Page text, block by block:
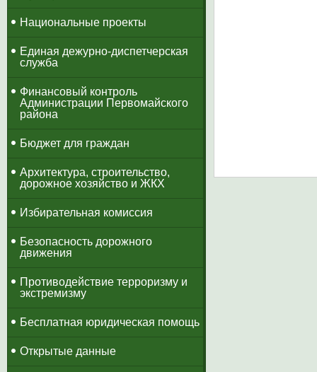
Национальные проекты
​Единая дежурно-диспетчерская
служба
​Финансовый контроль
Администрации Первомайского
района
Бюджет для граждан
Архитектура, строительство,
дорожное хозяйство и ЖКХ
Избирательная комиссия
Безопасность дорожного
движения
Противодействие терроризму и
экстремизму
Бесплатная юридическая помощь
Открытые данные